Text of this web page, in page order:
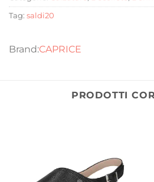
Tag: saldi20
CAPRICE
PRODOTTI